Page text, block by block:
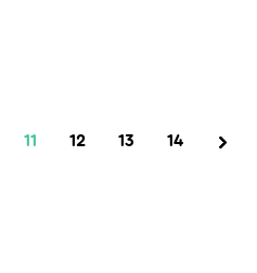
11 12 13 14